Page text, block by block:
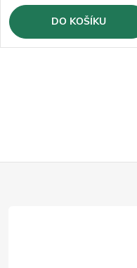
DO KOŠÍKU